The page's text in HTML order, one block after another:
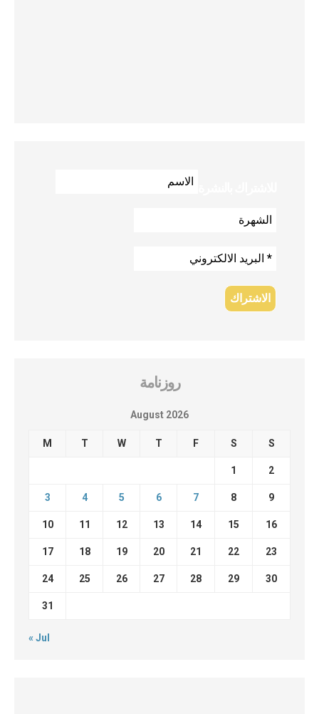
روزنامة
August 2026
M T W T F S S
1 2
3 4 5 6 7 8 9
10 11 12 13 14 15 16
17 18 19 20 21 22 23
24 25 26 27 28 29 30
31
« Jul